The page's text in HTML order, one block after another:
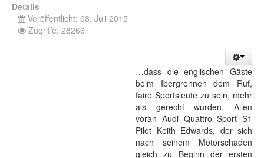
Details
Veröffentlicht: 08. Juli 2015
Zugriffe: 28266
…dass die englischen Gäste
beim Ibergrennen dem Ruf,
faire Sportsleute zu sein, mehr
als gerecht wurden. Allen
voran Audi Quattro Sport S1
Pilot Keith Edwards, der sich
nach seinem Motorschaden
gleich zu Beginn der ersten